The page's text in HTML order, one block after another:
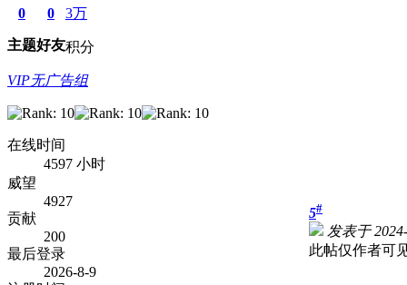
0
主题
0
好友
3万
积分
VIP无广告组
在线时间
4597 小时
威望
4927
贡献
200
最后登录
2026-8-9
5#
发表于
此帖仅作者可